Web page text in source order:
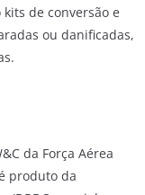
de conversão e
ou danificadas,
da Força Aérea
produto da